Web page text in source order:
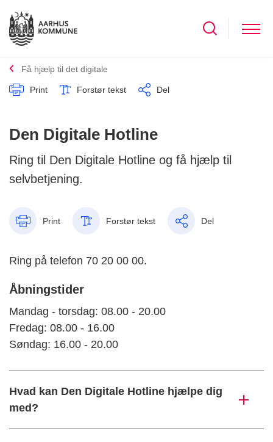
Få hjælp til det digitale
Print Forstør tekst Del
Den Digitale Hotline
Ring til Den Digitale Hotline og få hjælp til
selvbetjening.
Print Forstør tekst Del
Ring på telefon 70 20 00 00.
Åbningstider
Mandag - torsdag: 08.00 - 20.00
Fredag: 08.00 - 16.00
Søndag: 16.00 - 20.00
Hvad kan Den Digitale Hotline hjælpe dig
med?